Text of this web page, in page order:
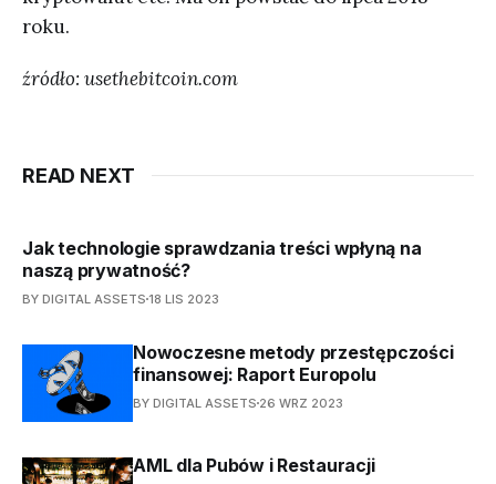
roku.
źródło: usethebitcoin.com
READ NEXT
Jak technologie sprawdzania treści wpłyną na
naszą prywatność?
BY DIGITAL ASSETS 18 LIS 2023
Nowoczesne metody przestępczości
finansowej: Raport Europolu
BY DIGITAL ASSETS 26 WRZ 2023
AML dla Pubów i Restauracji